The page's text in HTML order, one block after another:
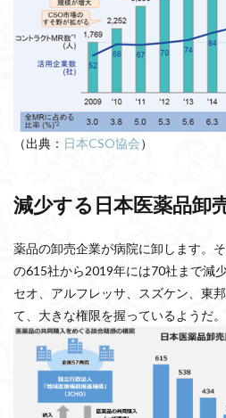
（出典： 日本CSO協会）
減少する日本医薬品卸
薬品の卸売企業が病院に卸します。
の615社から2019年には70社まで減
セオ、アルフレッサ、スズケン、東
て、大きな権限を握っているようだ。